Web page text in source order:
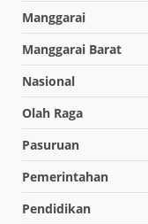
Manggarai
Manggarai Barat
Nasional
Olah Raga
Pasuruan
Pemerintahan
Pendidikan